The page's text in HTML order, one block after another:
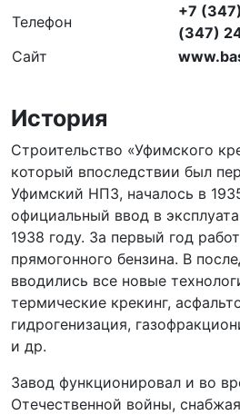
Телефон
+7
(347)
Сайт
История
Строительство «Уфимского
который впоследствии был
Уфимский НПЗ, началось в
официальный ввод в
1938 году. За первый год
прямогонного бензина. В
вводились все новые
термические крекинг,
гидрогенизация,
и др.
Завод функционировал и во
Отечественной войны,